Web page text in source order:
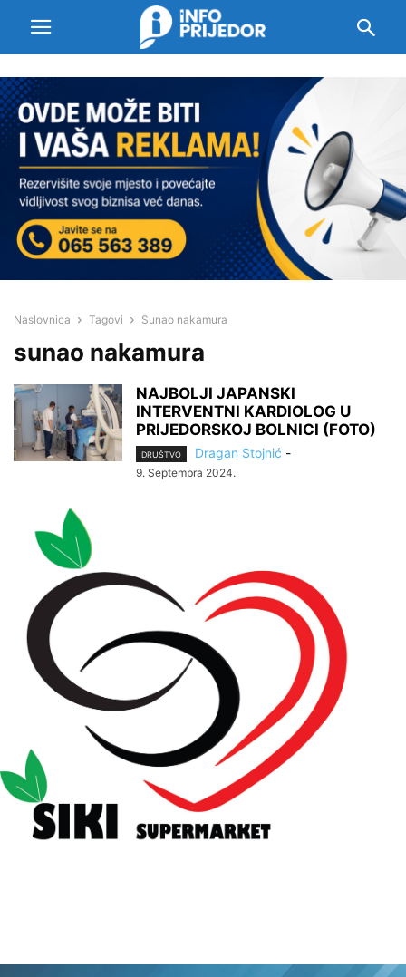
Naslovnica Tagovi Sunao nakamura
sunao nakamura
NAJBOLJI JAPANSKI
INTERVENTNI KARDIOLOG U
PRIJEDORSKOJ BOLNICI (FOTO)
DRUŠTVO Dragan Stojnić -
9. Septembra 2024.